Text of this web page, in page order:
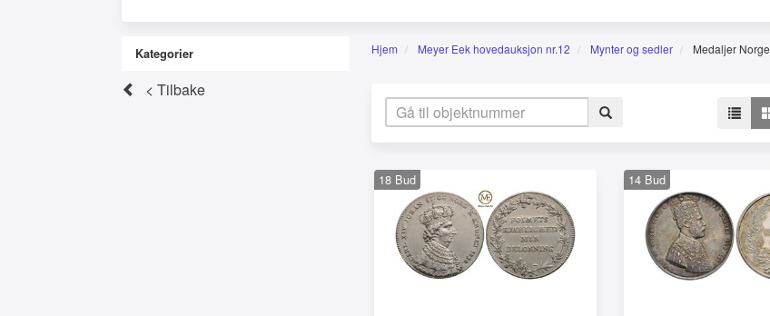
Kategorier
< Tilbake
Hjem Meyer Eek hovedauksjon nr.12 Mynter og sedler Medaljer Norge
18 Bud 14 Bud